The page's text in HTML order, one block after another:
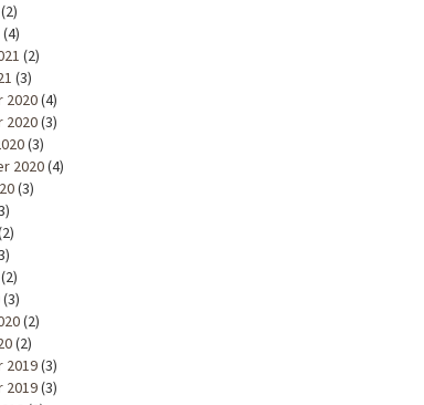
(2)
(4)
(2)
(3)
2020(4)
2020(3)
(3)
2020(4)
(3)
(2)
(3)
(2)
(2)
2019(3)
2019(3)